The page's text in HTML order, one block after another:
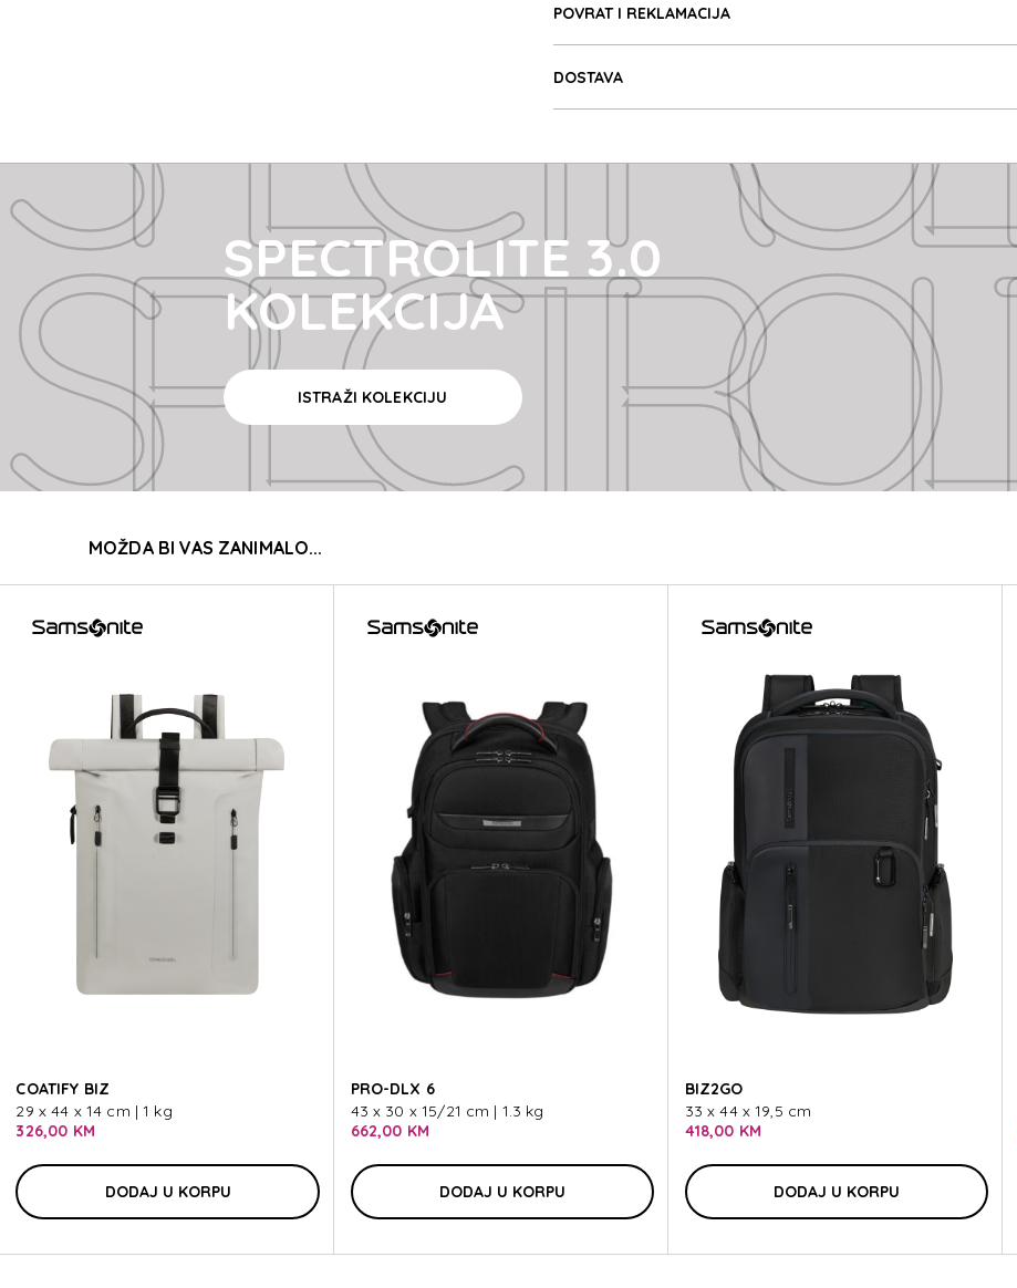
POVRAT I REKLAMACIJA
DOSTAVA
SPECTROLITE 3.0
KOLEKCIJA
ISTRAŽI KOLEKCIJU
MOŽDA BI VAS ZANIMALO...
COATIFY BIZ
29 x 44 x 14 cm | 1 kg
326,00 KM
DODAJ U KORPU
PRO-DLX 6
43 x 30 x 15/21 cm | 1.3 kg
662,00 KM
DODAJ U KORPU
BIZ2GO
33 x 44 x 19,5 cm
418,00 KM
DODAJ U KORPU